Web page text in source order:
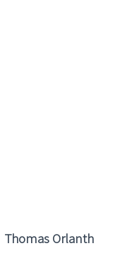
Thomas Orlanth